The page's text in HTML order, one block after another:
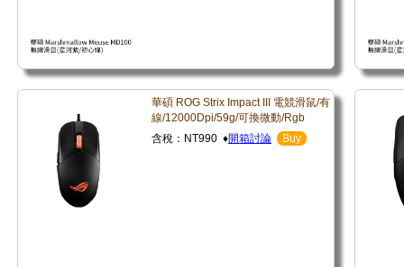
華碩 ROG Strix Impact III 電競滑鼠/有
線/12000Dpi/59g/可換微動/Rgb
含稅：NT990 ♦開箱討論 Buy